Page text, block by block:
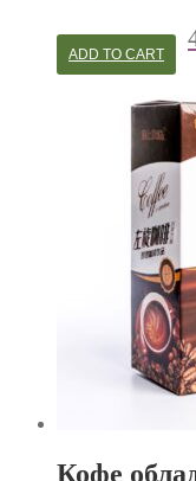
ADD TO CART
Кофе